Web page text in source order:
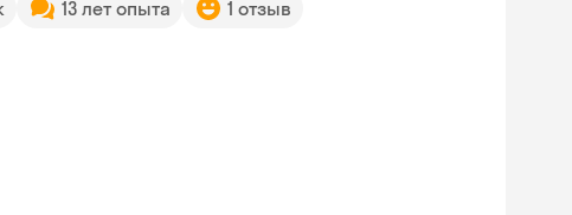
13 лет опыта 1 отзыв